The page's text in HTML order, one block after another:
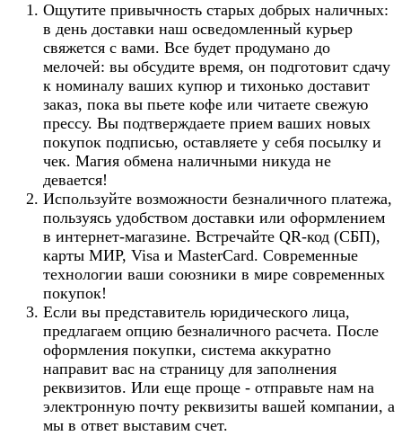
Ощутите привычность старых добрых наличных:
в день доставки наш осведомленный курьер
свяжется с вами. Все будет продумано до
мелочей: вы обсудите время, он подготовит сдачу
к номиналу ваших купюр и тихонько доставит
заказ, пока вы пьете кофе или читаете свежую
прессу. Вы подтверждаете прием ваших новых
покупок подписью, оставляете у себя посылку и
чек. Магия обмена наличными никуда не
девается!
Используйте возможности безналичного платежа,
пользуясь удобством доставки или оформлением
в интернет-магазине. Встречайте QR-код (СБП),
карты МИР, Visa и MasterCard. Современные
технологии ваши союзники в мире современных
покупок!
Если вы представитель юридического лица,
предлагаем опцию безналичного расчета. После
оформления покупки, система аккуратно
направит вас на страницу для заполнения
реквизитов. Или еще проще - отправьте нам на
электронную почту реквизиты вашей компании, а
мы в ответ выставим счет.